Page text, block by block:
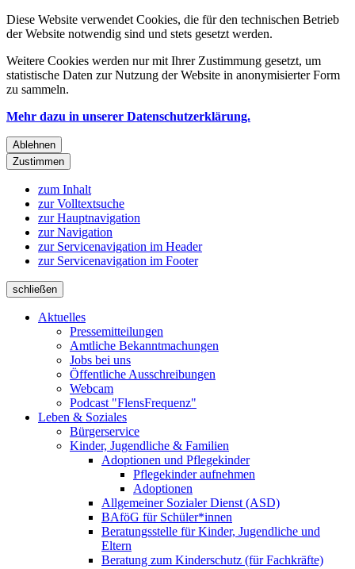
Diese Website verwendet Cookies, die für den technischen Betrieb
der Website notwendig sind und stets gesetzt werden.
Weitere Cookies werden nur mit Ihrer Zustimmung gesetzt, um
statistische Daten zur Nutzung der Website in anonymisierter Form
zu sammeln.
Mehr dazu in unserer Datenschutzerklärung.
Ablehnen
Zustimmen
zum Inhalt
zur Volltextsuche
zur Hauptnavigation
zur Navigation
zur Servicenavigation im Header
zur Servicenavigation im Footer
schließen
Aktuelles
Pressemitteilungen
Amtliche Bekanntmachungen
Jobs bei uns
Öffentliche Ausschreibungen
Webcam
Podcast "FlensFrequenz"
Leben & Soziales
Bürgerservice
Kinder, Jugendliche & Familien
Adoptionen und Pflegekinder
Pflegekinder aufnehmen
Adoptionen
Allgemeiner Sozialer Dienst (ASD)
BAföG für Schüler*innen
Beratungsstelle für Kinder, Jugendliche und
Eltern
Beratung zum Kinderschutz (für Fachkräfte)